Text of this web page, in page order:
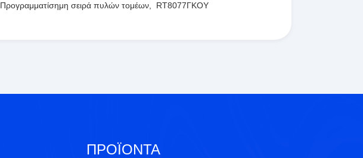
Προγραμματίσημη σειρά πυλών τομέων RT8077ΓΚΟΥ
ΠΡΟΪΌΝΤΑ